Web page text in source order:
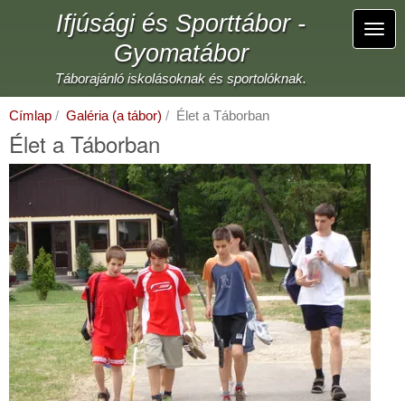
Ifjúsági és Sporttábor -
Gyomatábor
Táborajánló iskolásoknak és sportolóknak.
Címlap Galéria (a tábor) Élet a Táborban
Élet a Táborban